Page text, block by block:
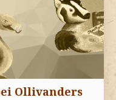
Ollivanders